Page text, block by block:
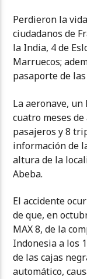
Perdieron la
ciudadanos de
la India, 4 de
Marruecos;
pasaporte de
La aeronave, un
cuatro meses
pasajeros y 8
información de
altura de la
Abeba.
El accidente
de que, en
MAX 8, de la
Indonesia a los
de las cajas
automático,